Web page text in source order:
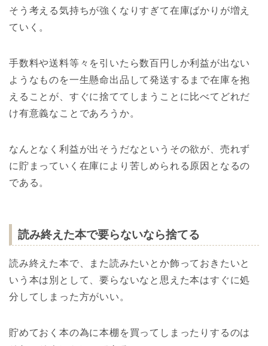
そう考える気持ちが強くなりすぎて在庫ばかりが増え
ていく。
手数料や送料等々を引いたら数百円しか利益が出ない
ようなものを一生懸命出品して発送するまで在庫を抱
えることが、すぐに捨ててしまうことに比べてどれだ
け有意義なことであろうか。
なんとなく利益が出そうだなというその欲が、売れず
に貯まっていく在庫により苦しめられる原因となるの
である。
読み終えた本で要らないなら捨てる
読み終えた本で、また読みたいとか飾っておきたいと
いう本は別として、要らないなと思えた本はすぐに処
分してしまった方がいい。
貯めておく本の為に本棚を買ってしまったりするのは